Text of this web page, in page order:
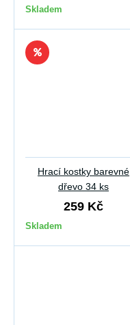
Skladem
Hrací kostky barevné
dřevo 34 ks
259 Kč
Skladem